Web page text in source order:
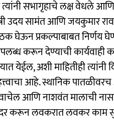
त्यांनी सभागृहाचे लक्ष वेधले
उदय सामंत आणि जयकुमार
घेऊन प्रकल्पाबाबत निर्णय
करून देण्याची
येईल, अशी माहितीही
आहे. स्थानिक
आणि नाशवंत मालाची
करून लवकरात लवकर काम